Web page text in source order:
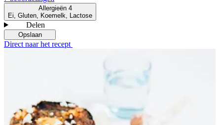
Allergieën 4
Ei, Gluten, Koemelk, Lactose
Delen
Opslaan
Direct naar het recept